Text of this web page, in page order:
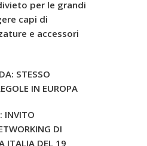
per le grandi
capi di
e accessori
STESSO
IN EUROPA
INVITO
DI
ITALIA DEL 19